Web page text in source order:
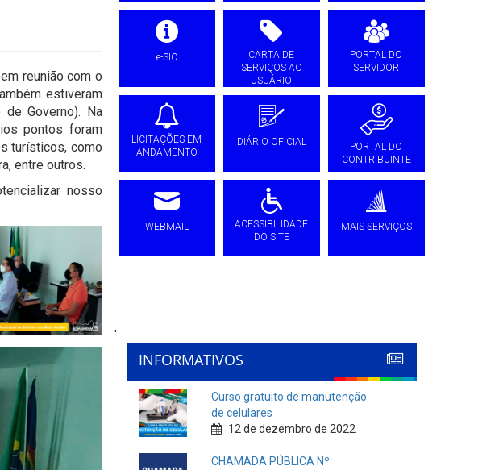
reunião com o
estiveram
Governo). Na
pontos foram
turísticos, como
entre outros.
nosso
e-SIC
CARTA DE
SERVIÇOS AO
USUÁRIO
PORTAL DO
SERVIDOR
LICITAÇÕES EM
ANDAMENTO
DIÁRIO OFICIAL
PORTAL DO
CONTRIBUINTE
WEBMAIL
ACESSIBILIDADE
DO SITE
MAIS SERVIÇOS
'
INFORMATIVOS
Curso gratuito de manutenção
de celulares
12 de dezembro de 2022
CHAMADA PÚBLICA Nº